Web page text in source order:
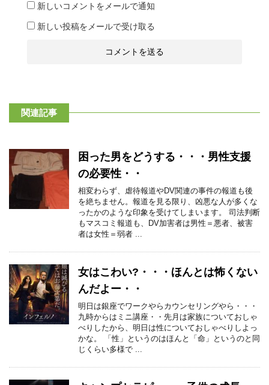
新しいコメントをメールで通知
新しい投稿をメールで受け取る
関連記事
困った男をどうする・・・男性支援
の必要性・・
相変わらず、虐待報道やDV関連の事件の報道も後
を絶ちません。報道を見る限り、凶悪な人が多くな
ったかのような印象を受けてしまいます。 司法判断
もマスコミ報道も、DV加害者は男性＝悪者、被害
者は女性＝弱者 ...
女はこわい?・・・ほんとは怖くない
んだよー・・
明日は銀座でワークやらカウンセリングやら・・・
九時からはミニ講座・・先月は家族についておしゃ
べりしたから、明日は性についておしゃべりしよっ
かな。 「性」というのはほんと「命」というのと同
じくらい多様で ...